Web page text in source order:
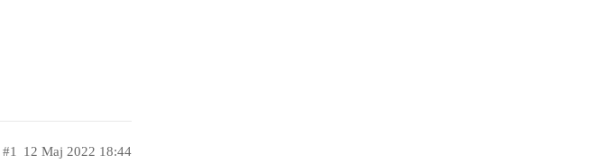
12 Maj 2022 18:44
#1